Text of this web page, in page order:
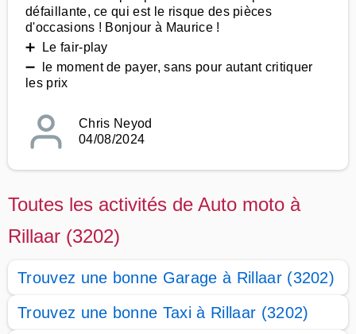
défaillante, ce qui est le risque des pièces
d'occasions ! Bonjour à Maurice !
➕ Le fair-play
➖ le moment de payer, sans pour autant critiquer
les prix
Chris Neyod
04/08/2024
Toutes les activités de Auto moto à
Rillaar (3202)
Trouvez une bonne Garage à Rillaar (3202)
Trouvez une bonne Taxi à Rillaar (3202)